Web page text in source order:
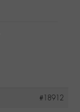
#18912